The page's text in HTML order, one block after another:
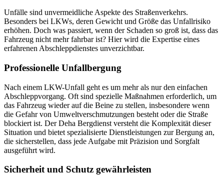
Unfälle sind unvermeidliche Aspekte des Straßenverkehrs.
Besonders bei LKWs, deren Gewicht und Größe das Unfallrisiko
erhöhen. Doch was passiert, wenn der Schaden so groß ist, dass das
Fahrzeug nicht mehr fahrbar ist? Hier wird die Expertise eines
erfahrenen Abschleppdienstes unverzichtbar.
Professionelle Unfallbergung
Nach einem LKW-Unfall geht es um mehr als nur den einfachen
Abschleppvorgang. Oft sind spezielle Maßnahmen erforderlich, um
das Fahrzeug wieder auf die Beine zu stellen, insbesondere wenn
die Gefahr von Umweltverschmutzungen besteht oder die Straße
blockiert ist. Der Deha Bergdienst versteht die Komplexität dieser
Situation und bietet spezialisierte Dienstleistungen zur Bergung an,
die sicherstellen, dass jede Aufgabe mit Präzision und Sorgfalt
ausgeführt wird.
Sicherheit und Schutz gewährleisten